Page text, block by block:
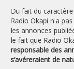
Du fait du
Radio Okapi n'a
les annonces
le fait que Radio
responsable des
s’avéreraient de